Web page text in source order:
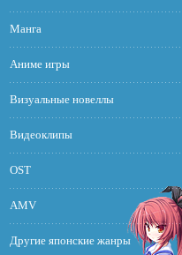
Манга
Аниме игры
Визуальные новеллы
Видеоклипы
OST
AMV
Другие японские жанры